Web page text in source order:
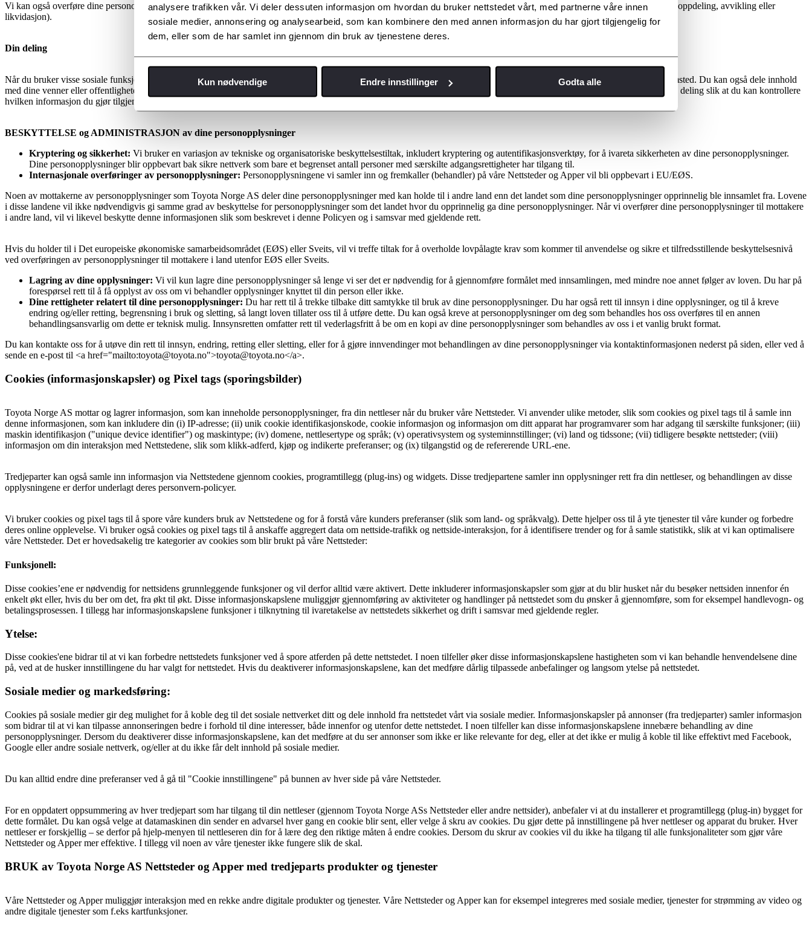
analysere trafikken vår. Vi deler dessuten informasjon om hvordan du bruker nettstedet vårt, med partnerne våre innen
sosiale medier, annonsering og analysearbeid, som kan kombinere den med annen informasjon du har gjort tilgjengelig for
dem, eller som de har samlet inn gjennom din bruk av tjenestene deres.
Kun nødvendige Endre innstillinger Godta alle
Vi kan også overføre dine personopplysninger som er i vår besittelse dersom vi overdrar hele eller deler av vår virksomhet eller eiendeler (inkludert i tilfelle av en reorganisering, oppdeling, avvikling eller
likvidasjon).
Din deling
Når du bruker visse sosiale funksjoner på våre Nettsteder eller Apper, kan du opprette en offentlig profil som inneholder informasjon slik som ditt brukernavn, profilbilde og hjemsted. Du kan også dele innhold
med dine venner eller offentligheten, inkludert informasjon om din kundeaktivitet. Vi oppmuntrer deg til å bruke verktøyene vi tilbyr for å administrere Toyota Norge ASs sosiale deling slik at du kan kontrollere
hvilken informasjon du gjør tilgjengelig gjennom Toyota Norge ASs sosiale funksjoner.
BESKYTTELSE og ADMINISTRASJON av dine personopplysninger
Kryptering og sikkerhet: Vi bruker en variasjon av tekniske og organisatoriske beskyttelsestiltak, inkludert kryptering og autentifikasjonsverktøy, for å ivareta sikkerheten av dine personopplysninger.
Dine personopplysninger blir oppbevart bak sikre nettverk som bare et begrenset antall personer med særskilte adgangsrettigheter har tilgang til.
Internasjonale overføringer av personopplysninger: Personopplysningene vi samler inn og fremkaller (behandler) på våre Nettsteder og Apper vil bli oppbevart i EU/EØS.
Noen av mottakerne av personopplysninger som Toyota Norge AS deler dine personopplysninger med kan holde til i andre land enn det landet som dine personopplysninger opprinnelig ble innsamlet fra. Lovene
i disse landene vil ikke nødvendigvis gi samme grad av beskyttelse for personopplysninger som det landet hvor du opprinnelig ga dine personopplysninger. Når vi overfører dine personopplysninger til mottakere
i andre land, vil vi likevel beskytte denne informasjonen slik som beskrevet i denne Policyen og i samsvar med gjeldende rett.
Hvis du holder til i Det europeiske økonomiske samarbeidsområdet (EØS) eller Sveits, vil vi treffe tiltak for å overholde lovpålagte krav som kommer til anvendelse og sikre et tilfredsstillende beskyttelsesnivå
ved overføringen av personopplysninger til mottakere i land utenfor EØS eller Sveits.
Lagring av dine opplysninger: Vi vil kun lagre dine personopplysninger så lenge vi ser det er nødvendig for å gjennomføre formålet med innsamlingen, med mindre noe annet følger av loven. Du har på
forespørsel rett til å få opplyst av oss om vi behandler opplysninger knyttet til din person eller ikke.
Dine rettigheter relatert til dine personopplysninger: Du har rett til å trekke tilbake ditt samtykke til bruk av dine personopplysninger. Du har også rett til innsyn i dine opplysninger, og til å kreve
endring og/eller retting, begrensning i bruk og sletting, så langt loven tillater oss til å utføre dette. Du kan også kreve at personopplysninger om deg som behandles hos oss overføres til en annen
behandlingsansvarlig om dette er teknisk mulig. Innsynsretten omfatter rett til vederlagsfritt å be om en kopi av dine personopplysninger som behandles av oss i et vanlig brukt format.
Du kan kontakte oss for å utøve din rett til innsyn, endring, retting eller sletting, eller for å gjøre innvendinger mot behandlingen av dine personopplysninger via kontaktinformasjonen nederst på siden, eller ved å
sende en e-post til <a href="mailto:toyota@toyota.no">toyota@toyota.no</a>.
Cookies (informasjonskapsler) og Pixel tags (sporingsbilder)
Toyota Norge AS mottar og lagrer informasjon, som kan inneholde personopplysninger, fra din nettleser når du bruker våre Nettsteder. Vi anvender ulike metoder, slik som cookies og pixel tags til å samle inn
denne informasjonen, som kan inkludere din (i) IP-adresse; (ii) unik cookie identifikasjonskode, cookie informasjon og informasjon om ditt apparat har programvarer som har adgang til særskilte funksjoner; (iii)
maskin identifikasjon ("unique device identifier") og maskintype; (iv) domene, nettlesertype og språk; (v) operativsystem og systeminnstillinger; (vi) land og tidssone; (vii) tidligere besøkte nettsteder; (viii)
informasjon om din interaksjon med Nettstedene, slik som klikk-adferd, kjøp og indikerte preferanser; og (ix) tilgangstid og de refererende URL-ene.
Tredjeparter kan også samle inn informasjon via Nettstedene gjennom cookies, programtillegg (plug-ins) og widgets. Disse tredjepartene samler inn opplysninger rett fra din nettleser, og behandlingen av disse
opplysningene er derfor underlagt deres personvern-policyer.
Vi bruker cookies og pixel tags til å spore våre kunders bruk av Nettstedene og for å forstå våre kunders preferanser (slik som land- og språkvalg). Dette hjelper oss til å yte tjenester til våre kunder og forbedre
deres online opplevelse. Vi bruker også cookies og pixel tags til å anskaffe aggregert data om nettside-trafikk og nettside-interaksjon, for å identifisere trender og for å samle statistikk, slik at vi kan optimalisere
våre Nettsteder. Det er hovedsakelig tre kategorier av cookies som blir brukt på våre Nettsteder:
Funksjonell:
Disse cookies’ene er nødvendig for nettsidens grunnleggende funksjoner og vil derfor alltid være aktivert. Dette inkluderer informasjonskapsler som gjør at du blir husket når du besøker nettsiden innenfor én
enkelt økt eller, hvis du ber om det, fra økt til økt. Disse informasjonskapslene muliggjør gjennomføring av aktiviteter og handlinger på nettstedet som du ønsker å gjennomføre, som for eksempel handlevogn- og
betalingsprosessen. I tillegg har informasjonskapslene funksjoner i tilknytning til ivaretakelse av nettstedets sikkerhet og drift i samsvar med gjeldende regler.
Ytelse:
Disse cookies'ene bidrar til at vi kan forbedre nettstedets funksjoner ved å spore atferden på dette nettstedet. I noen tilfeller øker disse informasjonskapslene hastigheten som vi kan behandle henvendelsene dine
på, ved at de husker innstillingene du har valgt for nettstedet. Hvis du deaktiverer informasjonskapslene, kan det medføre dårlig tilpassede anbefalinger og langsom ytelse på nettstedet.
Sosiale medier og markedsføring:
Cookies på sosiale medier gir deg mulighet for å koble deg til det sosiale nettverket ditt og dele innhold fra nettstedet vårt via sosiale medier. Informasjonskapsler på annonser (fra tredjeparter) samler informasjon
som bidrar til at vi kan tilpasse annonseringen bedre i forhold til dine interesser, både innenfor og utenfor dette nettstedet. I noen tilfeller kan disse informasjonskapslene innebære behandling av dine
personopplysninger. Dersom du deaktiverer disse informasjonskapslene, kan det medføre at du ser annonser som ikke er like relevante for deg, eller at det ikke er mulig å koble til like effektivt med Facebook,
Google eller andre sosiale nettverk, og/eller at du ikke får delt innhold på sosiale medier.
Du kan alltid endre dine preferanser ved å gå til "Cookie innstillingene" på bunnen av hver side på våre Nettsteder.
For en oppdatert oppsummering av hver tredjepart som har tilgang til din nettleser (gjennom Toyota Norge ASs Nettsteder eller andre nettsider), anbefaler vi at du installerer et programtillegg (plug-in) bygget for
dette formålet. Du kan også velge at datamaskinen din sender en advarsel hver gang en cookie blir sent, eller velge å skru av cookies. Du gjør dette på innstillingene på hver nettleser og apparat du bruker. Hver
nettleser er forskjellig – se derfor på hjelp-menyen til nettleseren din for å lære deg den riktige måten å endre cookies. Dersom du skrur av cookies vil du ikke ha tilgang til alle funksjonaliteter som gjør våre
Nettsteder og Apper mer effektive. I tillegg vil noen av våre tjenester ikke fungere slik de skal.
BRUK av Toyota Norge AS Nettsteder og Apper med tredjeparts produkter og tjenester
Våre Nettsteder og Apper muliggjør interaksjon med en rekke andre digitale produkter og tjenester. Våre Nettsteder og Apper kan for eksempel integreres med sosiale medier, tjenester for strømming av video og
andre digitale tjenester som f.eks kartfunksjoner.